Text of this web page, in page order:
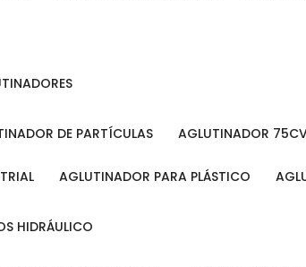
DE PARTÍCULAS AGLUTINADOR
AGLUTINADOR PARA PLÁSTICO
HIDRÁULICO